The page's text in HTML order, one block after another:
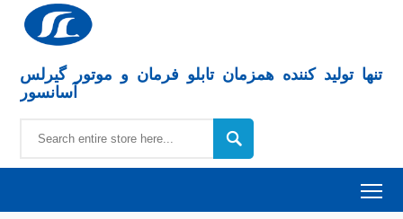
تنها تولید کننده همزمان تابلو فرمان و موتور گیرلس
آسانسور
